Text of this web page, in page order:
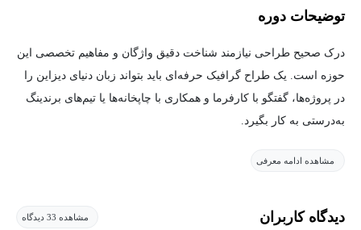
توضیحات دوره
درک صحیح طراحی نیازمند شناخت دقیق واژگان و مفاهیم تخصصی این
حوزه است. یک طراح گرافیک حرفه‌ای باید بتواند زبان دنیای دیزاین را
در پروژه‌ها، گفتگو با کارفرما و همکاری با چاپخانه‌ها یا تیم‌های برندینگ
به‌درستی به کار بگیرد.
مشاهده ادامه معرفی
دیدگاه کاربران مشاهده 33 دیدگاه